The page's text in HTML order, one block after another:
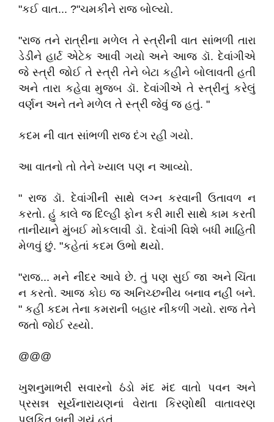
"કઈ વાત... ?"ચમકીને રાજ બોલ્યો.
"રાજ તને રાત્રીના મળેલ તે સ્ત્રીની વાત સાંભળી તારા
ડેડીને હાર્ટ એટેક આવી ગયો અને આજ ડૉ. દેવાંગીએ
જે સ્ત્રી જોઈ તે સ્ત્રી તેને બેટા કહીને બોલાવતી હતી
અને તારા કહેવા મુજબ ડૉ. દેવાંગીએ તે સ્ત્રીનું કરેલું
વર્ણન અને તને મળેલ તે સ્ત્રી જેવું જ હતું. "
કદમ ની વાત સાંભળી રાજ દંગ રહી ગયો.
આ વાતનો તો તેને ખ્યાલ પણ ન આવ્યો.
" રાજ ડૉ. દેવાંગીની સાથે લગ્ન કરવાની ઉતાવળ ન
કરતો. હું કાલે જ દિલ્હી ફોન કરી મારી સાથે કામ કરતી
તાનીયાને મુંબઈ મોકલાવી ડૉ. દેવાંગી વિશે બધી માહિતી
મેળવું છું. "કહેતાં કદમ ઉભો થયો.
"રાજ... મને નીંદર આવે છે. તું પણ સુઈ જા અને ચિંતા
ન કરતો. આજ કોઇ જ અનિચ્છનીય બનાવ નહીં બને.
" કહી કદમ તેના કમરાની બહાર નીકળી ગયો. રાજ તેને
જતો જોઈ રહ્યો.
@@@
ખુશનુમાભરી સવારનો ઠંડો મંદ મંદ વાતો પવન અને
પ્રસન્ન સૂર્યનારાયણનાં વેરાતા કિરણોથી વાતાવરણ
પુલકિત બની ગયું હતું.